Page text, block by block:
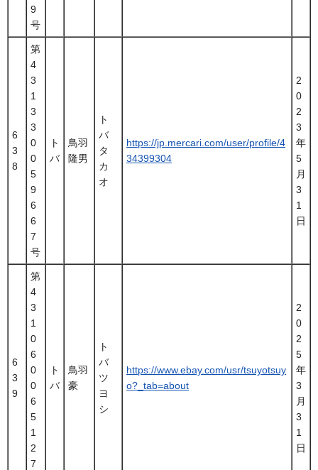
9
号
6
3
8
第
4
3
1
3
3
0
0
5
9
6
6
7
号
ト
バ
鳥羽
隆男
ト
バ
タ
カ
オ
https://jp.mercari.com/user/profile/4
34399304
2
0
2
3
年
5
月
3
1
日
6
3
9
第
4
3
1
0
6
0
0
6
5
1
2
7
ト
バ
鳥羽
豪
ト
バ
ツ
ヨ
シ
https://www.ebay.com/usr/tsuyotsuy
o?_tab=about
2
0
2
5
年
3
月
3
1
日